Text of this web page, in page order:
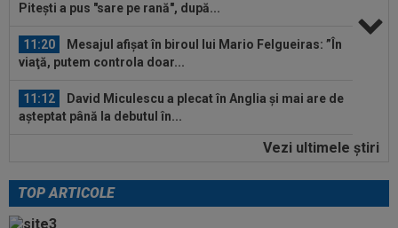
Pitești a pus "sare pe rană", după...
11:20
Mesajul afișat în biroul lui Mario Felgueiras: ”În
viaţă, putem controla doar...
11:12
David Miculescu a plecat în Anglia și mai are de
așteptat până la debutul în...
Ionel Ganea, primele declarații
12:02
Real Madrid s-a reorientat după refuzul lui
Rodri. 90 de milioane de euro!
Vezi ultimele ştiri
TOP ARTICOLE